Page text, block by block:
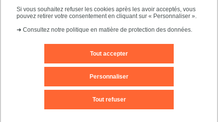
Si vous souhaitez refuser les cookies après les avoir acceptés, vous
pouvez retirer votre consentement en cliquant sur « Personnaliser ».
➜ Consultez notre politique en matière de protection des données.
Tout accepter
Tout refuser
Personnaliser
Contact
Plan d'accès Plan du site